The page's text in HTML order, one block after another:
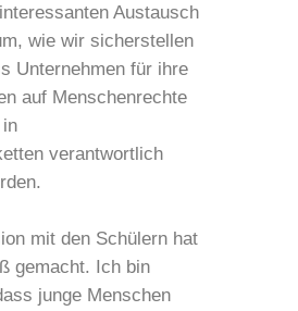
Austausch
wie wir sicherstellen
Unternehmen für ihre
auf Menschenrechte
verantwortlich
mit den Schülern hat
gemacht. Ich bin
junge Menschen